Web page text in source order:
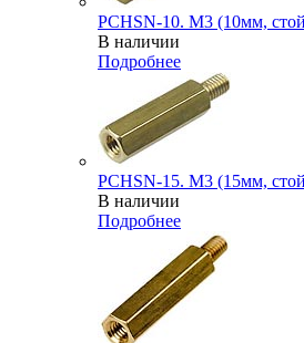
PCHSN-10. M3 (10мм,
В наличии
Подробнее
PCHSN-15. M3 (15мм,
В наличии
Подробнее